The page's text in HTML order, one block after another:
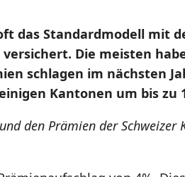
das Standardmodell mit
Die meisten
schlagen im nächsten
Kantonen um bis zu
den Prämien der Schweizer